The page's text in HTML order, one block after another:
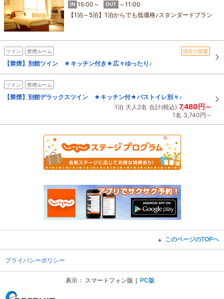
IN 15:00～ OUT
～11:00
【1泊～5泊】1泊からでも低価格♪スタンダードプラン
ツイン 禁煙ルーム 現在の部屋
【禁煙】別館ツイン ★キッチン付き★広々ゆったり♪
ツイン 禁煙ルーム
【禁煙】別館デラックスツイン ★キッチン付★バストイレ別々♪
1泊 大人2名 合計(税込) 7,480円～
1名 3,740円～
▲ このページのTOPへ
プライバシーポリシー
表示： スマートフォン版 PC版